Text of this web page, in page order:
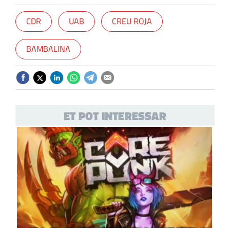
CDR UAB CREU ROJA
BAMBALINA
ET POT INTERESSAR